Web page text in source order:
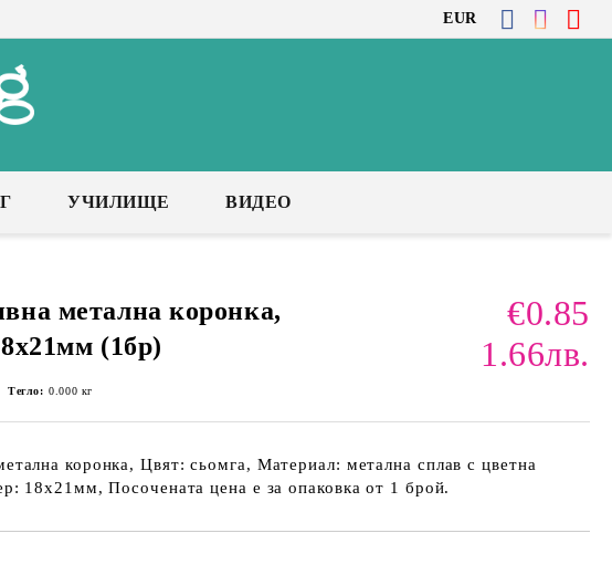
EUR
УЧИЛИЩЕ ВИДЕО
метална коронка,
(1бр)
€0.85
1.66лв.
Тегло: 0.000 кг
коронка, Цвят: сьомга, Материал: метална сплав с цветна
18х21мм, Посочената цена е за опаковка от 1 брой.